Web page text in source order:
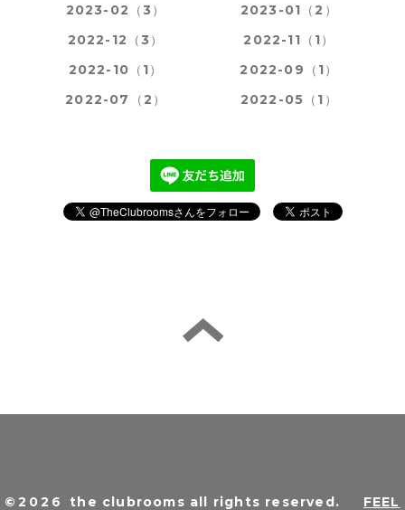
2023-02（3）
2023-01（2）
2022-12（3）
2022-11（1）
2022-10（1）
2022-09（1）
2022-07（2）
2022-05（1）
©2026 the clubrooms all rights reserved. FEEL